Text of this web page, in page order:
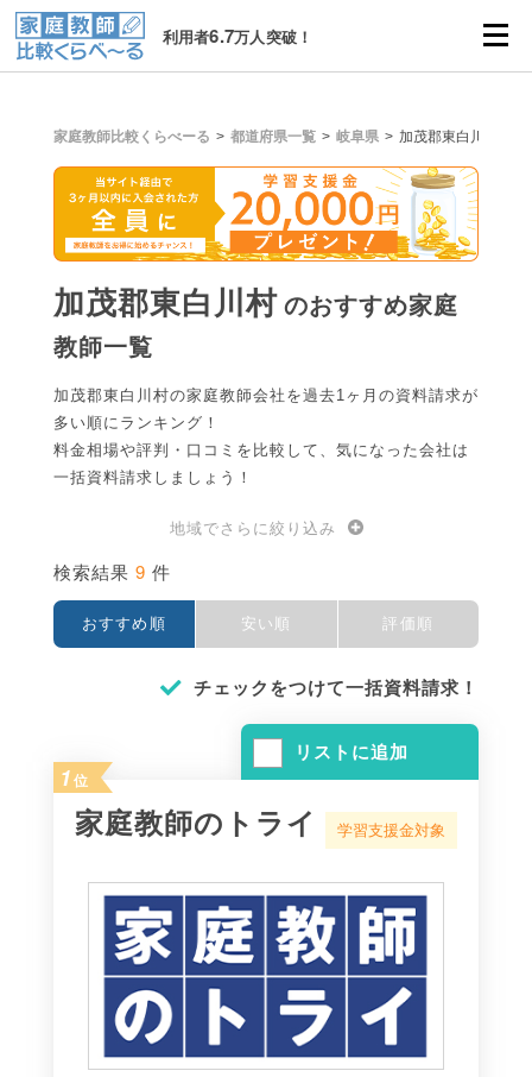
利用者6.7万人突破！
家庭教師比較くらべーる 都道府県一覧 岐阜県 加茂郡東白川村
加茂郡東白川村 のおすすめ家庭
教師一覧
加茂郡東白川村の家庭教師会社を過去1ヶ月の資料請求が
多い順にランキング！
料金相場や評判・口コミを比較して、気になった会社は
一括資料請求しましょう！
地域でさらに絞り込み
検索結果 9 件
おすすめ順 安い順 評価順
チェックをつけて一括資料請求！
リストに追加
1 位
家庭教師のトライ 学習支援金対象